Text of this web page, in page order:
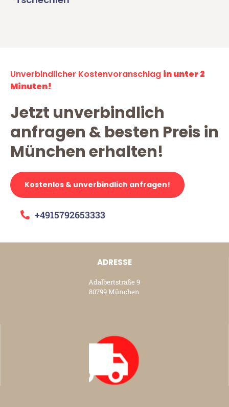
Unverbindlicher Kostenvoranschlag in unter 2
Minuten!
Jetzt unverbindlich
anfragen & besten Preis in
München erhalten!
Kostenlos & unverbindlich anfragen!
+4915792653333
ADRESSE
Adalbertstraße 9
80799 München